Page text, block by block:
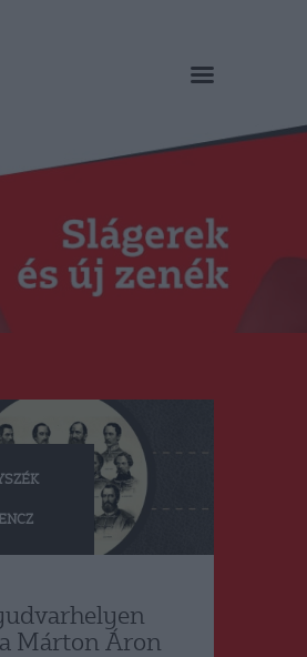
GAGA
videók
Márton Áron